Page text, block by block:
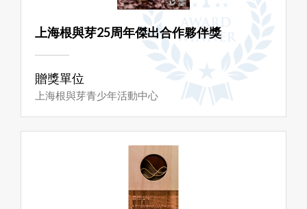
上海根與芽25周年傑出合作夥伴獎
贈獎單位
上海根與芽青少年活動中心